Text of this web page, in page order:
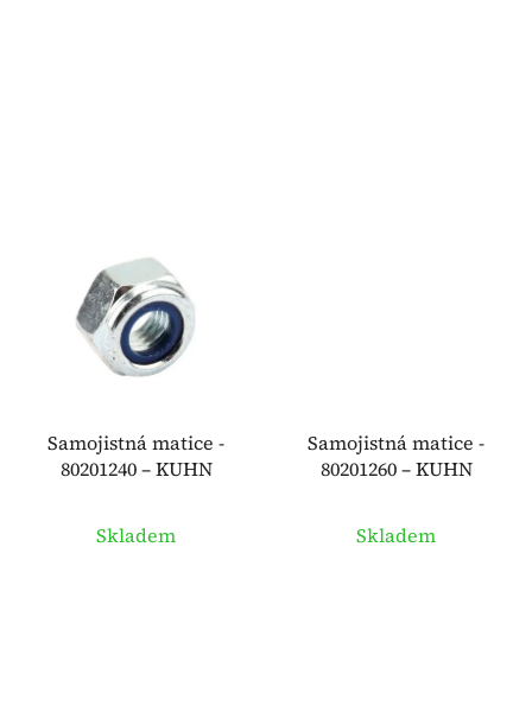
Samojistná matice -
80201240 – KUHN
Skladem
Samojistná matice -
80201260 – KUHN
Skladem